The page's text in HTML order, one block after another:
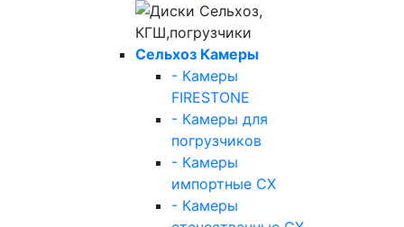
Сельхоз Камеры
- Камеры
FIRESTONE
- Камеры для
погрузчиков
- Камеры
импортные СХ
- Камеры